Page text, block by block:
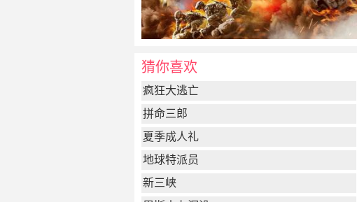
猜你喜欢
疯狂大逃亡
拼命三郎
夏季成人礼
地球特派员
新三峡